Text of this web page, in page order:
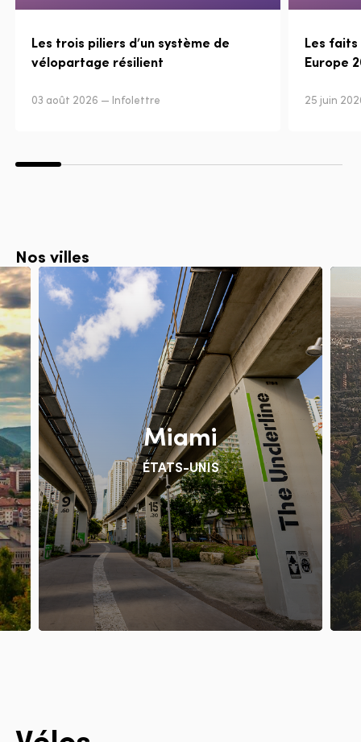
Les trois piliers d’un système de
vélopartage résilient
03 août 2026 — Infolettre
Les
Europe
25 juin
Nos villes
Miami
ÉTATS-UNIS